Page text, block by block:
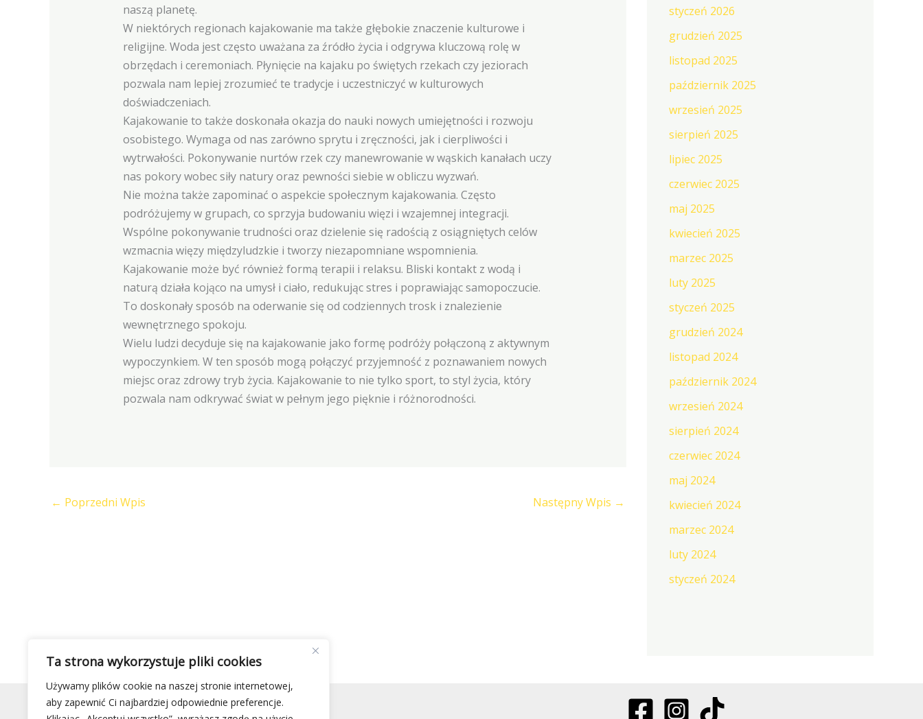
Ta strona wykorzystuje pliki cookies
Używamy plików cookie na naszej stronie internetowej,
aby zapewnić Ci najbardziej odpowiednie preferencje.
naszą planetę.
W niektórych regionach kajakowanie ma także głębokie znaczenie kulturowe i
religijne. Woda jest często uważana za źródło życia i odgrywa kluczową rolę w
obrzędach i ceremoniach. Płynięcie na kajaku po świętych rzekach czy jeziorach
pozwala nam lepiej zrozumieć te tradycje i uczestniczyć w kulturowych
doświadczeniach.
Kajakowanie to także doskonała okazja do nauki nowych umiejętności i rozwoju
osobistego. Wymaga od nas zarówno sprytu i zręczności, jak i cierpliwości i
wytrwałości. Pokonywanie nurtów rzek czy manewrowanie w wąskich kanałach uczy
nas pokory wobec siły natury oraz pewności siebie w obliczu wyzwań.
Nie można także zapominać o aspekcie społecznym kajakowania. Często
podróżujemy w grupach, co sprzyja budowaniu więzi i wzajemnej integracji.
Wspólne pokonywanie trudności oraz dzielenie się radością z osiągniętych celów
wzmacnia więzy międzyludzkie i tworzy niezapomniane wspomnienia.
Kajakowanie może być również formą terapii i relaksu. Bliski kontakt z wodą i
naturą działa kojąco na umysł i ciało, redukując stres i poprawiając samopoczucie.
To doskonały sposób na oderwanie się od codziennych trosk i znalezienie
wewnętrznego spokoju.
Wielu ludzi decyduje się na kajakowanie jako formę podróży połączoną z aktywnym
wypoczynkiem. W ten sposób mogą połączyć przyjemność z poznawaniem nowych
miejsc oraz zdrowy tryb życia. Kajakowanie to nie tylko sport, to styl życia, który
pozwala nam odkrywać świat w pełnym jego pięknie i różnorodności.
← Poprzedni Wpis Następny Wpis →
styczeń 2026
grudzień 2025
listopad 2025
październik 2025
wrzesień 2025
sierpień 2025
lipiec 2025
czerwiec 2025
maj 2025
kwiecień 2025
marzec 2025
luty 2025
styczeń 2025
grudzień 2024
listopad 2024
październik 2024
wrzesień 2024
sierpień 2024
czerwiec 2024
maj 2024
kwiecień 2024
marzec 2024
luty 2024
styczeń 2024